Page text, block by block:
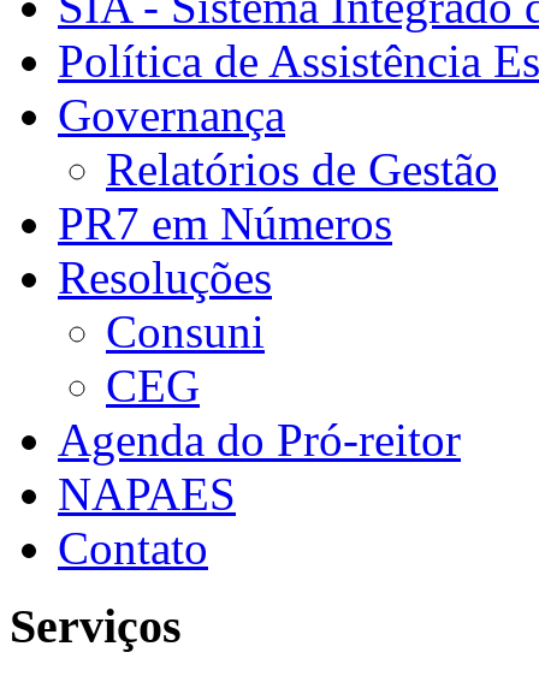
Política de Assistência
Governança
Relatórios de Gestão
PR7 em Números
Resoluções
Consuni
CEG
Agenda do Pró-reitor
NAPAES
Contato
Serviços